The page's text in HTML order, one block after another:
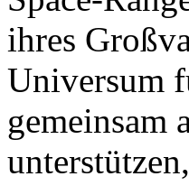
ihres
Universum
gemeinsam